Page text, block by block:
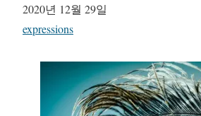
일자
2020년 12월 29일
관련 항목
expressions